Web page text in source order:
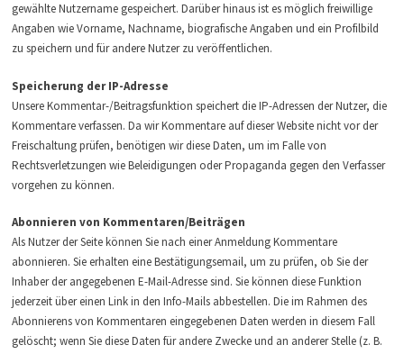
gewählte Nutzername gespeichert. Darüber hinaus ist es möglich freiwillige
Angaben wie Vorname, Nachname, biografische Angaben und ein Profilbild
zu speichern und für andere Nutzer zu veröffentlichen.
Speicherung der IP-Adresse
Unsere Kommentar-/Beitragsfunktion speichert die IP-Adressen der Nutzer, die
Kommentare verfassen. Da wir Kommentare auf dieser Website nicht vor der
Freischaltung prüfen, benötigen wir diese Daten, um im Falle von
Rechtsverletzungen wie Beleidigungen oder Propaganda gegen den Verfasser
vorgehen zu können.
Abonnieren von Kommentaren/Beiträgen
Als Nutzer der Seite können Sie nach einer Anmeldung Kommentare
abonnieren. Sie erhalten eine Bestätigungsemail, um zu prüfen, ob Sie der
Inhaber der angegebenen E-Mail-Adresse sind. Sie können diese Funktion
jederzeit über einen Link in den Info-Mails abbestellen. Die im Rahmen des
Abonnierens von Kommentaren eingegebenen Daten werden in diesem Fall
gelöscht; wenn Sie diese Daten für andere Zwecke und an anderer Stelle (z. B.